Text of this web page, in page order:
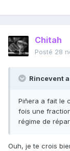
Chitah
Posté 28
Rincevent
Piñera a fait le
fois une
régime de
Ouh, je te crois